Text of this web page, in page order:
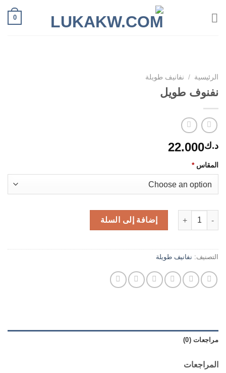
0
الرئيسية / نفانيف طويلة
نفنوف طويل
د.ك22.000
المقاس *
كمية نفنوف طويل
إضافة إلى السلة
التصنيف: نفانيف طويلة
مراجعات (0)
المراجعات